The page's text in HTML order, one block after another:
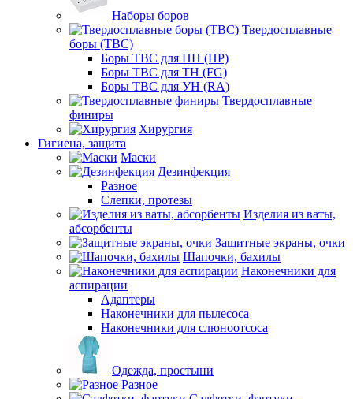
Наборы боров
Твердосплавные
боры (ТВС)
Боры ТВС для ПН (HP)
Боры ТВС для ТН (FG)
Боры ТВС для УН (RA)
Твердосплавные
финиры
Хирургия
Гигиена, защита
Маски
Дезинфекция
Разное
Слепки, протезы
Изделия из ваты,
абсорбенты
Защитные экраны, очки
Шапочки, бахилы
Наконечники для
аспирации
Адаптеры
Наконечники для пылесоса
Наконечники для слюноотсоса
Одежда, простыни
Разное